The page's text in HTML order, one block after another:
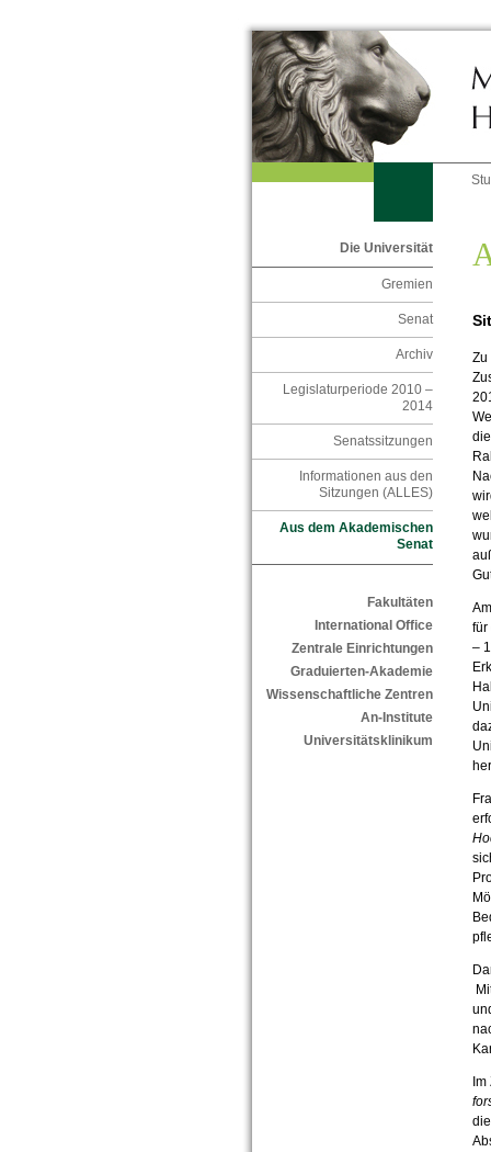
Die Universität
Gremien
Senat
Archiv
Legislaturperiode 2010 –
2014
Senatssitzungen
Informationen aus den
Sitzungen (ALLES)
Aus dem Akademischen
Senat
Fakultäten
International Office
Zentrale Einrichtungen
Graduierten-Akademie
Wissenschaftliche Zentren
An-Institute
Universitätsklinikum
Zu
für
–